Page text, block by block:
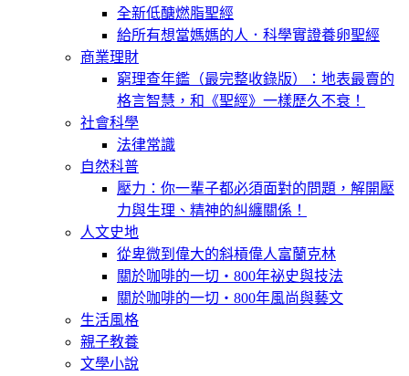
全新低醣燃脂聖經
給所有想當媽媽的人．科學實證養卵聖經
商業理財
窮理查年鑑（最完整收錄版）：地表最賣的
格言智慧，和《聖經》一樣歷久不衰！
社會科學
法律常識
自然科普
壓力：你一輩子都必須面對的問題，解開壓
力與生理、精神的糾纏關係！
人文史地
從卑微到偉大的斜槓偉人富蘭克林
關於咖啡的一切‧800年祕史與技法
關於咖啡的一切‧800年風尚與藝文
生活風格
親子教養
文學小說